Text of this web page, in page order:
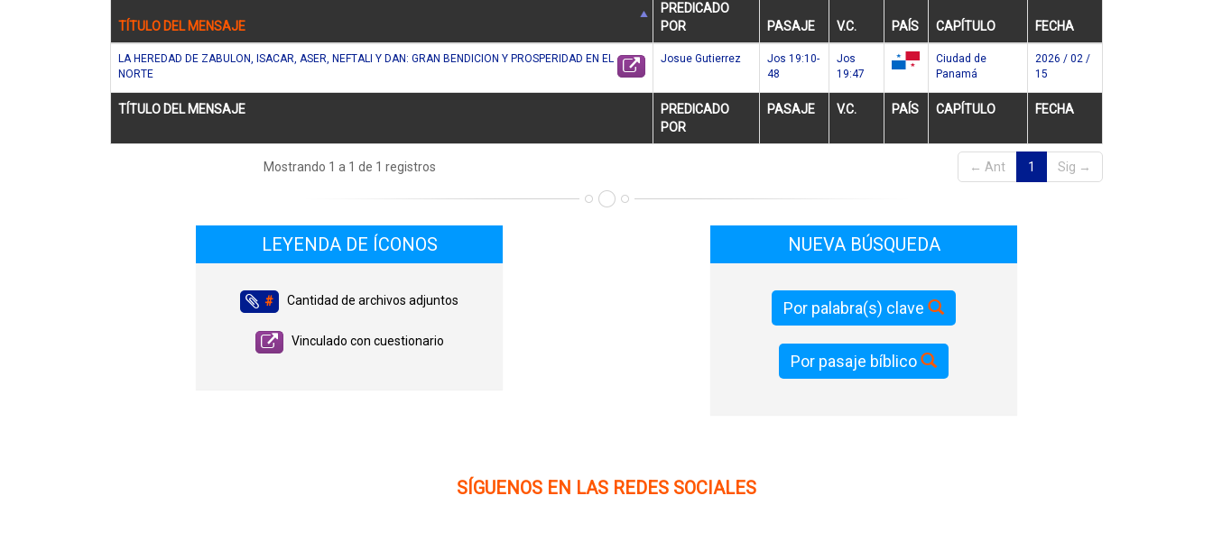
TÍTULO DEL MENSAJE
PREDICADO
POR
PASAJE V.C. PAÍS CAPÍTULO FECHA
TÍTULO DEL MENSAJE
PREDICADO
POR
PASAJE V.C. PAÍS CAPÍTULO FECHA
LA HEREDAD DE ZABULON, ISACAR, ASER, NEFTALI Y DAN: GRAN BENDICION Y PROSPERIDAD EN EL
NORTE
Josue Gutierrez
Jos 19:10-
48
Jos
19:47
Ciudad de
Panamá
2026 / 02 /
15
Mostrando 1 a 1 de 1 registros ← Ant 1 Sig →
LEYENDA DE ÍCONOS
# Cantidad de archivos adjuntos
Vinculado con cuestionario
NUEVA BÚSQUEDA
Por palabra(s) clave
Por pasaje bíblico
SÍGUENOS EN LAS REDES SOCIALES